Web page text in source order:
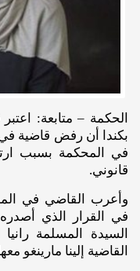
الحكمة – متابعة:
ب‍كندا أن رفض قاضية في
في المحكمة بسبب
قانوني.
وأعرب القاضي في
في القرار الذي
السيدة المسلمة
القاضية إلينا مارينغو